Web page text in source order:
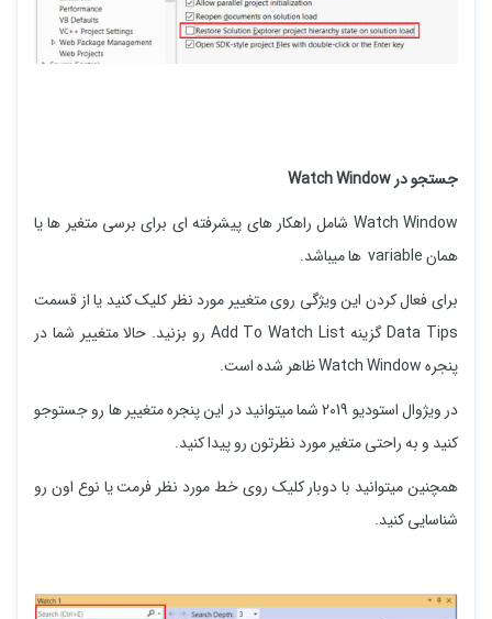
جستجو در Watch Window
Watch Window شامل راهکار های پیشرفته ای برای برسی متغیر ها یا
همان variable ها میباشد.
برای فعال کردن این ویژگی روی متغییر مورد نظر کلیک کنید یا از قسمت
Data Tips گزینه Add To Watch List رو بزنید. حالا متغییر شما در
پنجره Watch Window ظاهر شده است.
در ویژوال استودیو 2019 شما میتوانید در این پنجره متغییر ها رو جستوجو
کنید و به راحتی متغیر مورد نظرتون رو پیدا کنید.
همچنین میتوانید با دوبار کلیک روی خط مورد نظر فرمت یا نوع اون رو
شناسایی کنید.